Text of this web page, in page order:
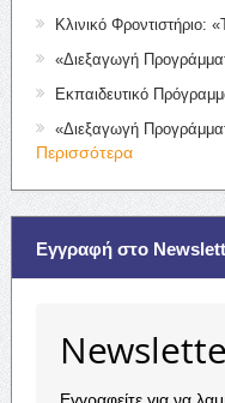
Κλινικό
«Διεξαγωγή
Εκπαιδευτικό
«Διεξαγωγή
Περισσότερα
Εγγραφή στο